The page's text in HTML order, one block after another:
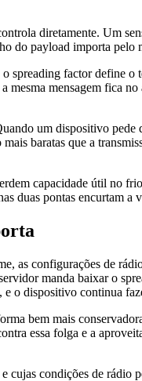
diretamente. Um
do payload importa
spreading factor define
mesma mensagem fica
um dispositivo
baratas que a
capacidade útil no
duas pontas encurtam
as configurações de
manda baixar o
o dispositivo continua
bem mais
essa folga e a
condições de rádio